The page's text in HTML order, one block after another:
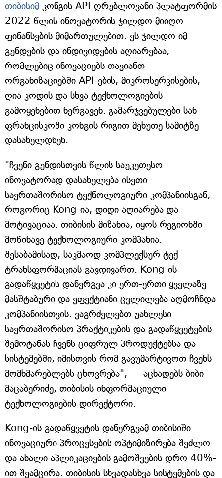
თიბისიმ კონგის API ღრუბლოვანი პლატფორმის
2022 წლის ინოვატორის ჯილდო მიიღო
ფინანსების მიმართულებით. ეს ჯილდო იმ
გუნდების და ინდივიდების აღიარებაა,
რომლებიც ინოვაციებს თავიანთ
ორგანიზაციებში API-ების, მიკროსერვისების,
ღია კოდის და სხვა ტექნოლოგიების
გამოყენებით ნერგავენ. გამარჯვებულები სან-
ფრანცისკოში კონგის რიგით მეხუთე სამიტზე
დასახელდნენ.
"ჩვენი გუნდისთვის წლის საუკეთესო
ინოვატორად დასახელება ისეთი
საერთაშორისო ტექნოლოგიური კომპანიისგან,
როგორიც Kong-ია, დიდი აღიარება და
მოტივაციაა. თიბისის მიზანია, იყოს რეგიონში
მოწინავე ტექნოლოგიური კომპანია.
შესაბამისად, საკმაოდ კომპლექსურ ტექ
ტრანსფორმაციას გავდივართ. Kong-ის
გადაწყვეტის დანერგვა კი ერთ-ერთი ყველაზე
მასშტაბური და ეფექტიანი ცვლილება აღმოჩნდა
კომპანიისთვის. ვაგრძელებთ უახლესი
საერთაშორისო პრაქტიკების და გადაწყვეტების
შემოტანას ჩვენს ციფრულ პროდუქტებსა და
სისტემებში, იმისთვის რომ გავუმარტივოთ ჩვენს
მომხმარებლებს ცხოვრება", — აცხადებს ბიბი
მაცაბერიძე, თიბისის ინფორმაციული
ტექნოლოგიების დირექტორი.
Kong-ის გადაწყვეტის დანერგვამ თიბისიში
ინოვაციური პროცესების ოპტიმიზირება შეძლო
და ახალი აპლიკაციების გამოშვების დრო 40%-
ით შეამცირა. თიბისის სხვადასხვა სისტემების და